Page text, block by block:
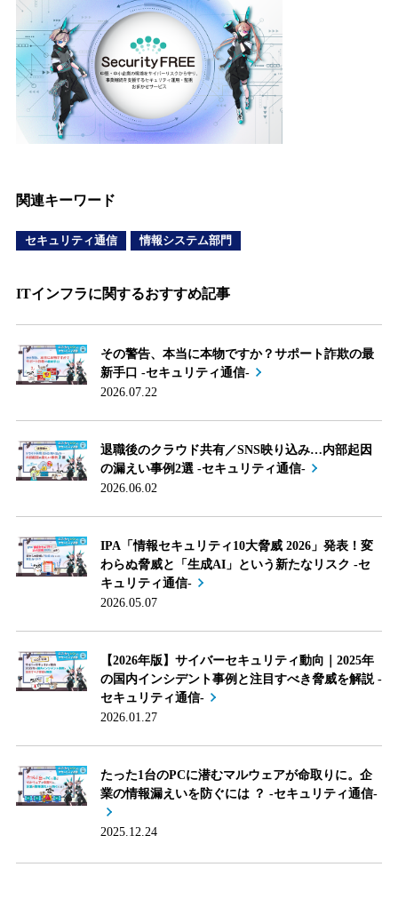
関連キーワード
セキュリティ通信 情報システム部門
ITインフラに関するおすすめ記事
その警告、本当に本物ですか？サポート詐欺の最
新手口 -セキュリティ通信-
2026.07.22
退職後のクラウド共有／SNS映り込み…内部起因
の漏えい事例2選 -セキュリティ通信-
2026.06.02
IPA「情報セキュリティ10大脅威 2026」発表！変
わらぬ脅威と「生成AI」という新たなリスク -セ
キュリティ通信-
2026.05.07
【2026年版】サイバーセキュリティ動向｜2025年
の国内インシデント事例と注目すべき脅威を解説 -
セキュリティ通信-
2026.01.27
たった1台のPCに潜むマルウェアが命取りに。企
業の情報漏えいを防ぐには ？ -セキュリティ通信-
2025.12.24